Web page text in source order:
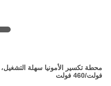
فولت/460 فولت